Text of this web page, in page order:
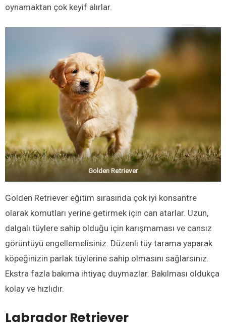
oynamaktan çok keyif alırlar.
Golden Retriever
Golden Retriever eğitim sırasında çok iyi konsantre
olarak komutları yerine getirmek için can atarlar. Uzun,
dalgalı tüylere sahip olduğu için karışmaması ve cansız
görüntüyü engellemelisiniz. Düzenli tüy tarama yaparak
köpeğinizin parlak tüylerine sahip olmasını sağlarsınız.
Ekstra fazla bakıma ihtiyaç duymazlar. Bakılması oldukça
kolay ve hızlıdır.
Labrador Retriever